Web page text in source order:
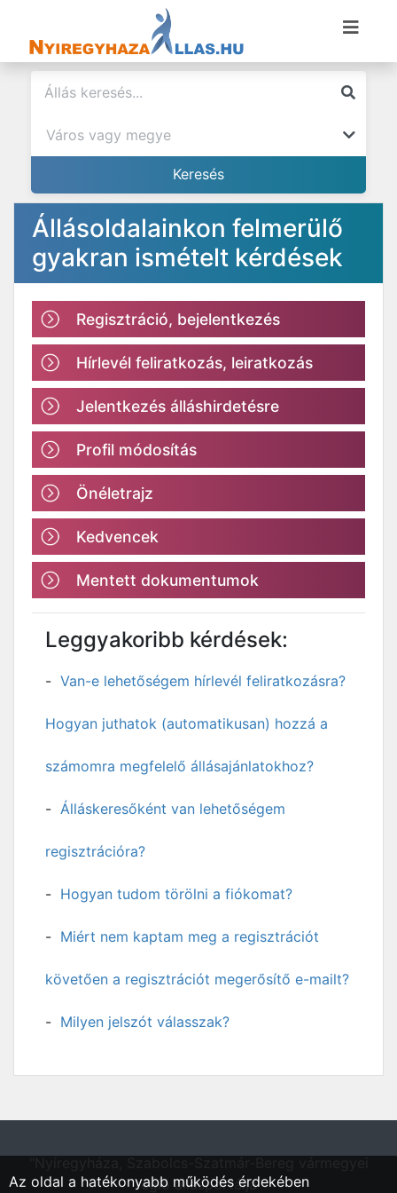
Állásoldalainkon felmerülő
gyakran ismételt kérdések
Regisztráció, bejelentkezés
Hírlevél feliratkozás, leiratkozás
Jelentkezés álláshirdetésre
Profil módosítás
Önéletrajz
Kedvencek
Mentett dokumentumok
Leggyakoribb kérdések:
Van-e lehetőségem hírlevél feliratkozásra?
Hogyan juthatok (automatikusan) hozzá a
számomra megfelelő állásajánlatokhoz?
Álláskeresőként van lehetőségem
regisztrációra?
Hogyan tudom törölni a fiókomat?
Miért nem kaptam meg a regisztrációt
követően a regisztrációt megerősítő e-mailt?
Milyen jelszót válasszak?
régió állásportálja"
Az oldal a hatékonyabb működés érdekében